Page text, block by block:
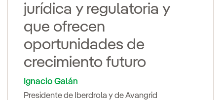
jurídica y regulatoria y
que ofrecen
oportunidades de
crecimiento futuro
Ignacio Galán
Presidente de Iberdrola y de Avangrid